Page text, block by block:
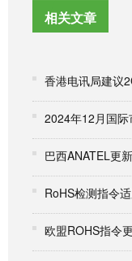
相关文章
2024年12月国
欧盟ROHS指令